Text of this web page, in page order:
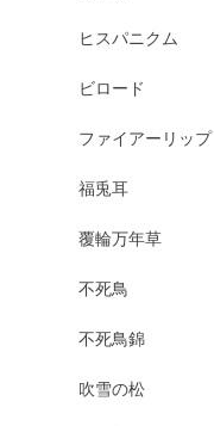
ヒスパニクム
ビロード
ファイアーリップ
福兎耳
覆輪万年草
不死鳥
不死鳥錦
吹雪の松